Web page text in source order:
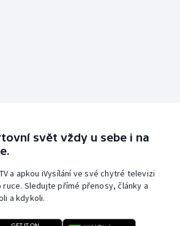
svět vždy u sebe i na
a apkou iVysílání ve své chytré televizi
Sledujte přímé přenosy, články a
a kdykoli.